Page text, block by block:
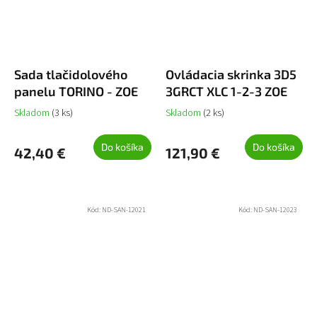
Sada tlačidolového
panelu TORINO - ZOE
Skladom (3 ks)
42,40 € Do košíka
Ovládacia skrinka 3D5
3GRCT XLC 1-2-3 ZOE
Skladom (2 ks)
121,90 € Do košíka
Kód: ND-SAN-12021 Kód: ND-SAN-12023